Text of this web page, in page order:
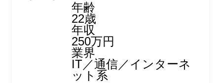
年齢
22歳
年収
250万円
業界
IT／通信／インターネ
ット系